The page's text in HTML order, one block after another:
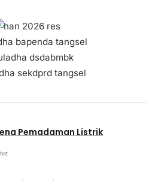
Pemadaman Listrik